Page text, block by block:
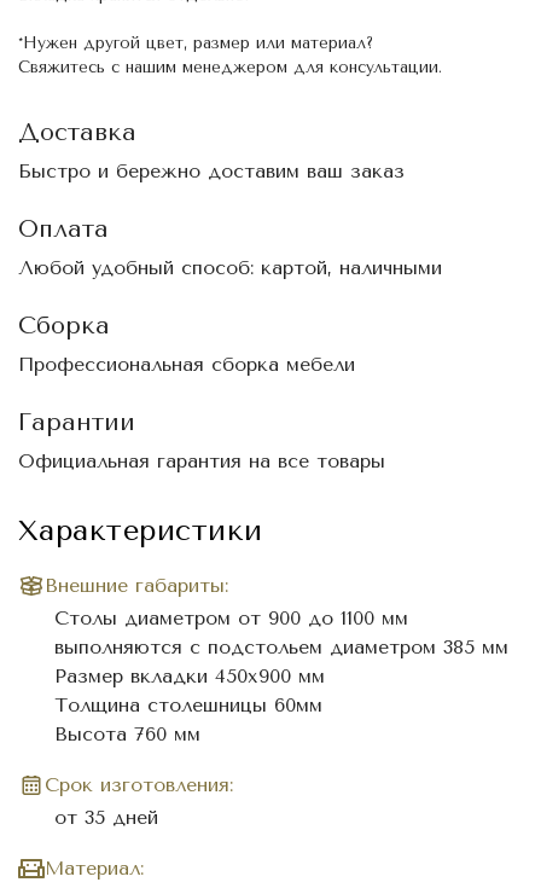
*Нужен другой цвет, размер или материал?
Свяжитесь с нашим менеджером для консультации.
Доставка
Быстро и бережно доставим ваш заказ
Оплата
Любой удобный способ: картой, наличными
Сборка
Профессиональная сборка мебели
Гарантии
Официальная гарантия на все товары
Характеристики
Внешние габариты:
Столы диаметром от 900 до 1100 мм
выполняются с подстольем диаметром 385 мм
Размер вкладки 450х900 мм
Толщина столешницы 60мм
Высота 760 мм
Cрок изготовления:
от 35 дней
Материал: